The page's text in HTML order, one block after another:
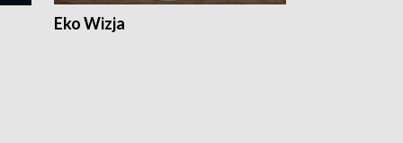
Eko Wizja